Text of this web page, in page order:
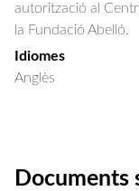
autorització al
la Fundació Abelló.
Idiomes
Anglès
Documents